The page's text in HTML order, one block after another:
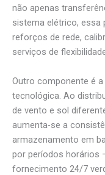
não apenas
sistema elétrico, essa
reforços de rede,
serviços de
Outro componente é
tecnológica. Ao
de vento e sol
aumenta-se a
armazenamento em
por períodos horários
fornecimento 24/7